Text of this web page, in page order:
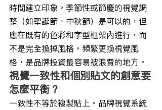
時間建立印象。季節性或節慶的視覺調
整（如聖誕節、中秋節）是可以的，但
應在既有的色彩和字型框架內進行，而
不是完全換掉風格。頻繁更換視覺風
格，是品牌投資最容易被浪費的地方。
視覺一致性和個別貼文的創意要
怎麼平衡？
一致性不等於複製貼上。品牌視覺系統